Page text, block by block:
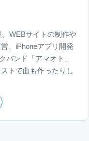
WEBサイトの制作や
、iPhoneアプリ開発
バンド「アマオト」
トで曲も作ったりし